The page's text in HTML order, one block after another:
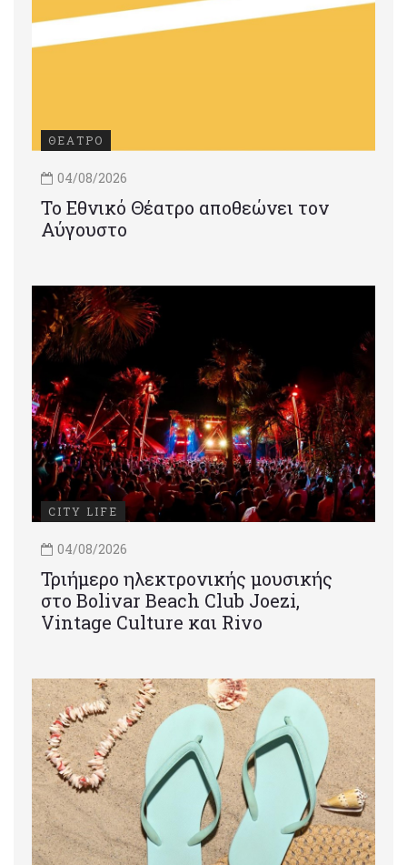
ΘΕΑΤΡΟ
04/08/2026
Το Εθνικό Θέατρο αποθεώνει τον
Αύγουστο
CITY LIFE
04/08/2026
Τριήμερο ηλεκτρονικής μουσικής
στο Bolivar Beach Club Joezi,
Vintage Culture και Rivo